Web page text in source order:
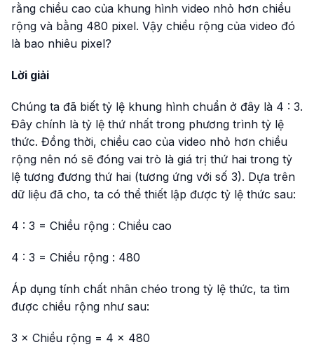
rằng chiều cao của khung hình video nhỏ hơn chiều
rộng và bằng 480 pixel. Vậy chiều rộng của video đó
là bao nhiêu pixel?
Lời giải
Chúng ta đã biết tỷ lệ khung hình chuẩn ở đây là 4 : 3.
Đây chính là tỷ lệ thứ nhất trong phương trình tỷ lệ
thức. Đồng thời, chiều cao của video nhỏ hơn chiều
rộng nên nó sẽ đóng vai trò là giá trị thứ hai trong tỷ
lệ tương đương thứ hai (tương ứng với số 3). Dựa trên
dữ liệu đã cho, ta có thể thiết lập được tỷ lệ thức sau:
4 : 3 = Chiều rộng : Chiều cao
4 : 3 = Chiều rộng : 480
Áp dụng tính chất nhân chéo trong tỷ lệ thức, ta tìm
được chiều rộng như sau:
3 × Chiều rộng = 4 × 480